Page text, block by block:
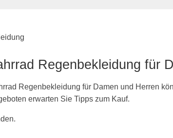
Regenbekleidung für
Regenbekleidung für Damen und Herren
erwarten Sie Tipps zum Kauf.